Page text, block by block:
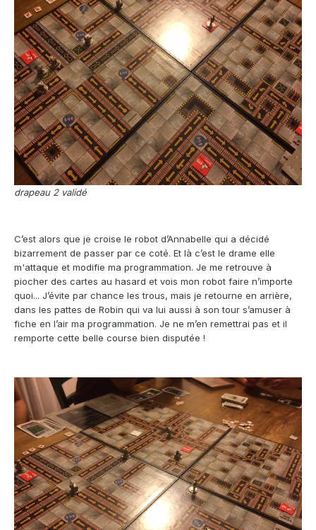
drapeau 2 validé
C’est alors que je croise le robot d’Annabelle qui a décidé
bizarrement de passer par ce coté. Et là c’est le drame elle
m'attaque et modifie ma programmation. Je me retrouve à
piocher des cartes au hasard et vois mon robot faire n’importe
quoi... J’évite par chance les trous, mais je retourne en arrière,
dans les pattes de Robin qui va lui aussi à son tour s’amuser à
fiche en l’air ma programmation. Je ne m’en remettrai pas et il
remporte cette belle course bien disputée !